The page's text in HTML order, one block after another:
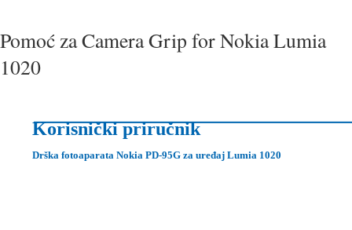
Pomoć za Camera Grip for Nokia Lumia
1020
Korisnički priručnik
Drška fotoaparata Nokia PD-95G za uređaj Lumia 1020